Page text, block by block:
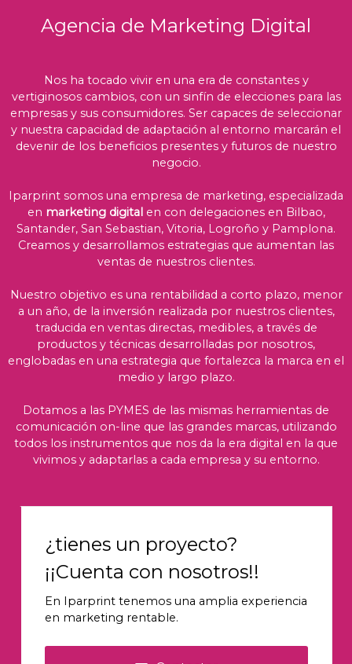
Agencia de Marketing Digital
Nos ha tocado vivir en una era de constantes y
vertiginosos cambios, con un sinfín de elecciones para las
empresas y sus consumidores. Ser capaces de seleccionar
y nuestra capacidad de adaptación al entorno marcarán el
devenir de los beneficios presentes y futuros de nuestro
negocio.
Iparprint somos una empresa de marketing, especializada
en marketing digitalen con delegaciones en Bilbao,
Santander, San Sebastian, Vitoria, Logroño y Pamplona.
Creamos y desarrollamos estrategias que aumentan las
ventas de nuestros clientes.
Nuestro objetivo es una rentabilidad a corto plazo, menor
a un año, de la inversión realizada por nuestros clientes,
traducida en ventas directas, medibles, a través de
productos y técnicas desarrolladas por nosotros,
englobadas en una estrategia que fortalezca la marca en el
medio y largo plazo.
Dotamos a las PYMES de las mismas herramientas de
comunicación on-line que las grandes marcas, utilizando
todos los instrumentos que nos da la era digital en la que
vivimos y adaptarlas a cada empresa y su entorno.
¿tienes un proyecto?
¡¡Cuenta con nosotros!!
En Iparprint tenemos una amplia experiencia
en marketing rentable.